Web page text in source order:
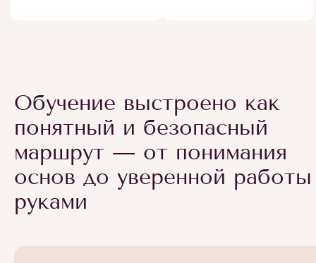
Обучение выстроено как
понятный и безопасный
маршрут — от понимания
основ до уверенной работы
руками